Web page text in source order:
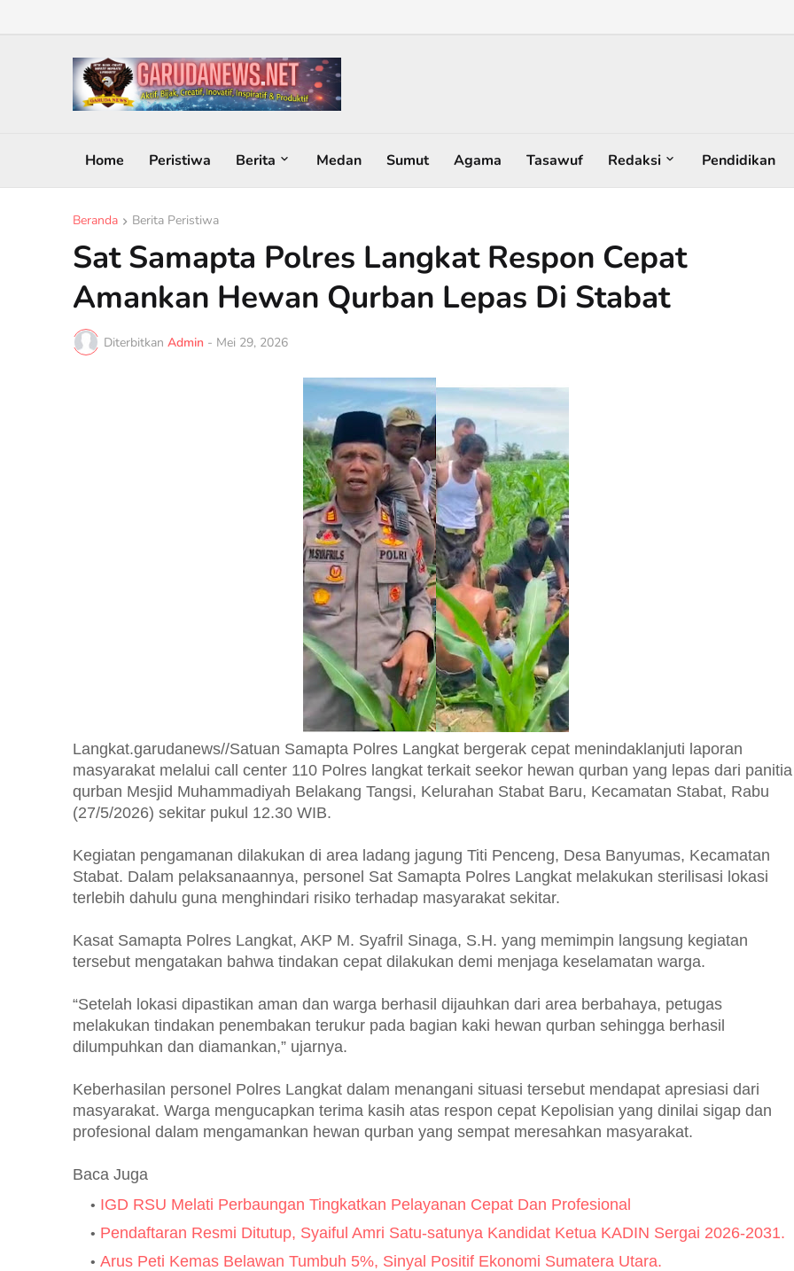
Home Peristiwa Berita Medan Sumut Agama Tasawuf Redaksi Pendidikan
Beranda Berita Peristiwa
Sat Samapta Polres Langkat Respon Cepat
Amankan Hewan Qurban Lepas Di Stabat
Diterbitkan Admin - Mei 29, 2026
Langkat.garudanews//Satuan Samapta Polres Langkat bergerak cepat menindaklanjuti laporan
masyarakat melalui call center 110 Polres langkat terkait seekor hewan qurban yang lepas dari panitia
qurban Mesjid Muhammadiyah Belakang Tangsi, Kelurahan Stabat Baru, Kecamatan Stabat, Rabu
(27/5/2026) sekitar pukul 12.30 WIB.
Kegiatan pengamanan dilakukan di area ladang jagung Titi Penceng, Desa Banyumas, Kecamatan
Stabat. Dalam pelaksanaannya, personel Sat Samapta Polres Langkat melakukan sterilisasi lokasi
terlebih dahulu guna menghindari risiko terhadap masyarakat sekitar.
Kasat Samapta Polres Langkat, AKP M. Syafril Sinaga, S.H. yang memimpin langsung kegiatan
tersebut mengatakan bahwa tindakan cepat dilakukan demi menjaga keselamatan warga.
“Setelah lokasi dipastikan aman dan warga berhasil dijauhkan dari area berbahaya, petugas
melakukan tindakan penembakan terukur pada bagian kaki hewan qurban sehingga berhasil
dilumpuhkan dan diamankan,” ujarnya.
Keberhasilan personel Polres Langkat dalam menangani situasi tersebut mendapat apresiasi dari
masyarakat. Warga mengucapkan terima kasih atas respon cepat Kepolisian yang dinilai sigap dan
profesional dalam mengamankan hewan qurban yang sempat meresahkan masyarakat.
Baca Juga
IGD RSU Melati Perbaungan Tingkatkan Pelayanan Cepat Dan Profesional
Pendaftaran Resmi Ditutup, Syaiful Amri Satu-satunya Kandidat Ketua KADIN Sergai 2026-2031.
Arus Peti Kemas Belawan Tumbuh 5%, Sinyal Positif Ekonomi Sumatera Utara.